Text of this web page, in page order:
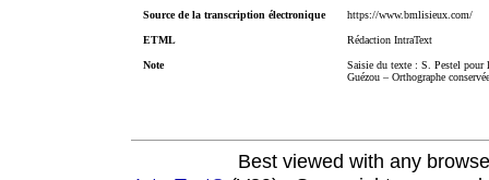
Source de la transcription électronique https://www.bmlisieux.com/
ETML Rédaction IntraText
Note
Saisie du texte : S. Pestel
Guézou – Orthographe conservée
Best viewed with any